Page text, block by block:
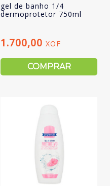
gel de banho 1/4
dermoprotetor 750ml
1.700,00XOF
COMPRAR